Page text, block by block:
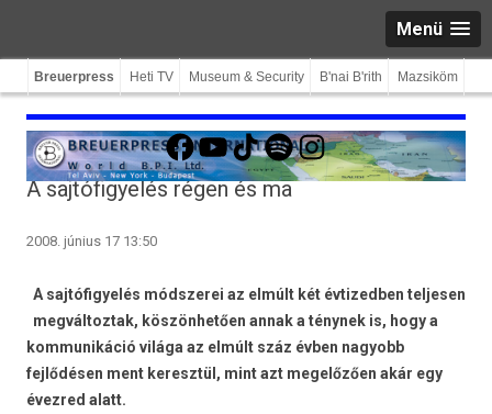
Menü
Breuerpress Heti TV Museum & Security B'nai B'rith Mazsiköm
Facebook
YouTube
TikTokSpotifyInstagram
A sajtófigyelés régen és ma
2008. június 17 13:50
A sajtófigyelés módszerei az elmúlt két évtizedben teljesen
megváltoztak, köszönhetően annak a ténynek is, hogy a
kommunikáció világa az elmúlt száz évben nagyobb
fejlődésen ment keresztül, mint azt megelőzően akár egy
évezred alatt.